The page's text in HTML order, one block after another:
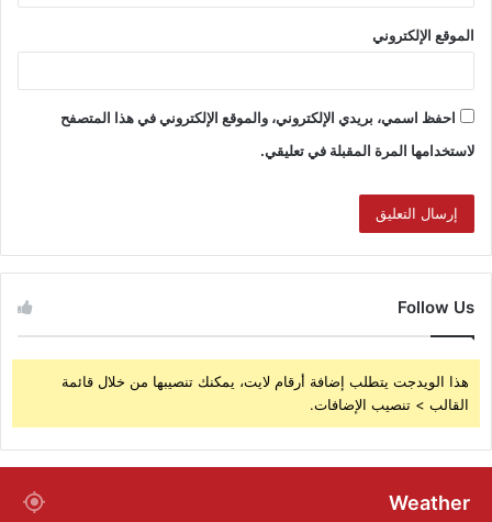
الموقع الإلكتروني
احفظ اسمي، بريدي الإلكتروني، والموقع الإلكتروني في هذا المتصفح
لاستخدامها المرة المقبلة في تعليقي.
Follow Us
هذا الويدجت يتطلب إضافة أرقام لايت، يمكنك تنصيبها من خلال قائمة
القالب > تنصيب الإضافات.
Weather